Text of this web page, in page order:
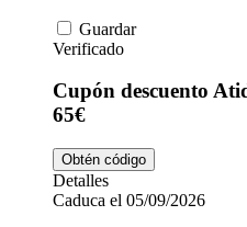
Nike
Vueling
Salud y
Animales
Guardar
Verificado
Cupón descuento
65€
Obtén código
Detalles
Caduca el 05/09/2026